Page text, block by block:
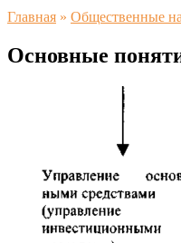
Главная » Общественные
Основные